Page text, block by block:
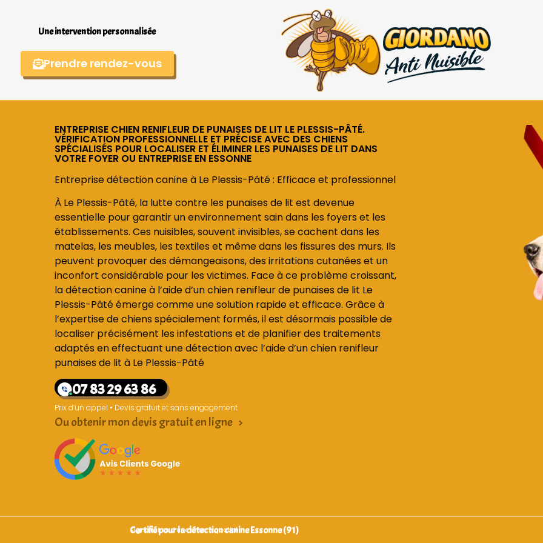
Une intervention personnalisée
Prendre rendez-vous
ENTREPRISE CHIEN RENIFLEUR DE PUNAISES DE LIT LE PLESSIS-PÂTÉ.
VÉRIFICATION PROFESSIONNELLE ET PRÉCISE AVEC DES CHIENS
SPÉCIALISÉS POUR LOCALISER ET ÉLIMINER LES PUNAISES DE LIT DANS
VOTRE FOYER OU ENTREPRISE EN ESSONNE
Entreprise détection canine à Le Plessis-Pâté : Efficace et professionnel
À Le Plessis-Pâté, la lutte contre les punaises de lit est devenue
essentielle pour garantir un environnement sain dans les foyers et les
établissements. Ces nuisibles, souvent invisibles, se cachent dans les
matelas, les meubles, les textiles et même dans les fissures des murs. Ils
peuvent provoquer des démangeaisons, des irritations cutanées et un
inconfort considérable pour les victimes. Face à ce problème croissant,
la détection canine à l’aide d’un chien renifleur de punaises de lit Le
Plessis-Pâté émerge comme une solution rapide et efficace. Grâce à
l’expertise de chiens spécialement formés, il est désormais possible de
localiser précisément les infestations et de planifier des traitements
adaptés en effectuant une détection avec l’aide d’un chien renifleur
punaises de lit à Le Plessis-Pâté
07 83 29 63 86
Prix d’un appel • Devis gratuit et sans engagement
Ou obtenir mon devis gratuit en ligne >
Certifié pour la détection canine Essonne (91)
Signataires d’une charte qualité